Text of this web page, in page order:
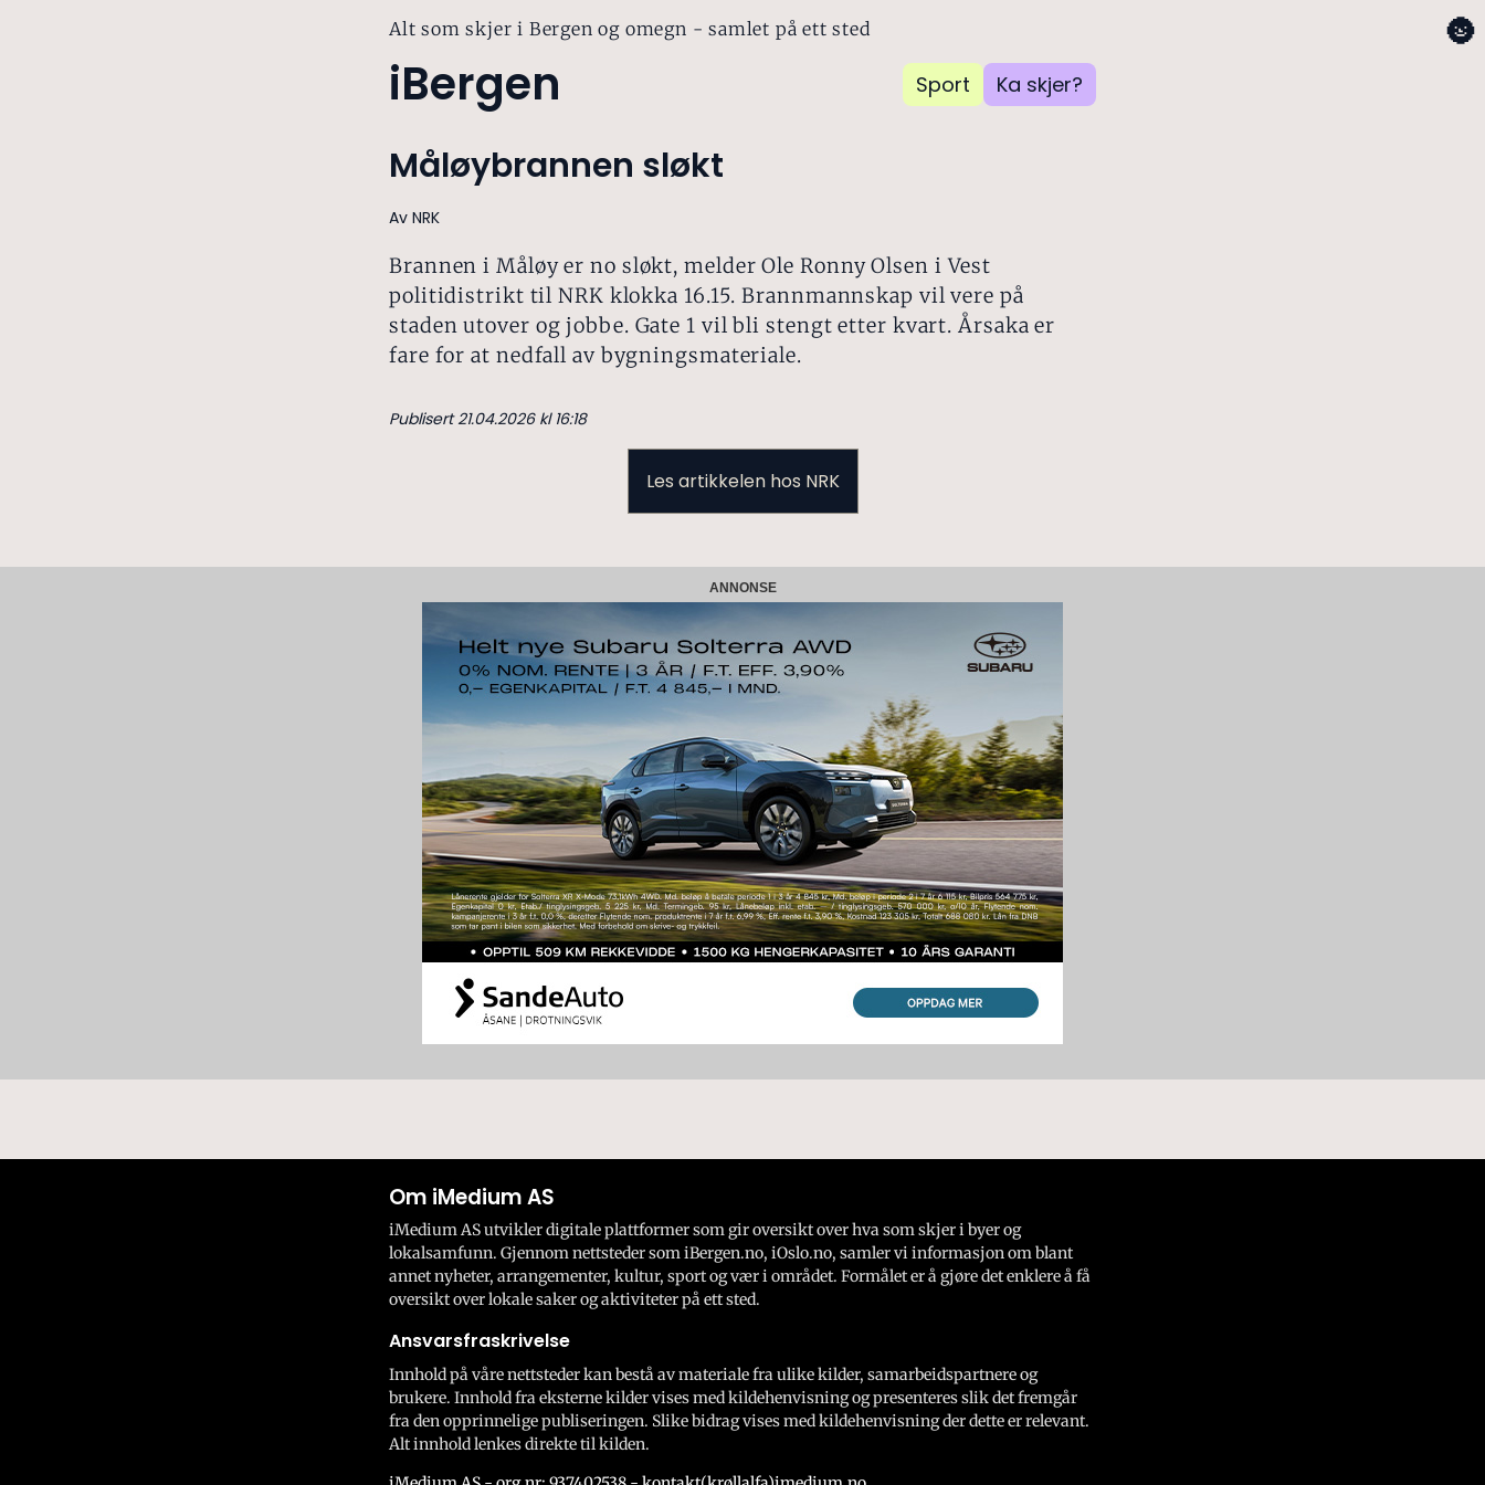
Alt som skjer i Bergen og omegn - samlet på ett sted
iBergen Sport Ka skjer?
🌚
Måløybrannen sløkt
Av NRK
Brannen i Måløy er no sløkt, melder Ole Ronny Olsen i Vest
politidistrikt til NRK klokka 16.15. Brannmannskap vil vere på
staden utover og jobbe. Gate 1 vil bli stengt etter kvart. Årsaka er
fare for at nedfall av bygningsmateriale.
Publisert 21.04.2026 kl 16:18
Les artikkelen hos NRK
ANNONSE
Om iMedium AS
iMedium AS utvikler digitale plattformer som gir oversikt over hva som skjer i byer og
lokalsamfunn. Gjennom nettsteder som iBergen.no, iOslo.no, samler vi informasjon om blant
annet nyheter, arrangementer, kultur, sport og vær i området. Formålet er å gjøre det enklere å få
oversikt over lokale saker og aktiviteter på ett sted.
Ansvarsfraskrivelse
Innhold på våre nettsteder kan bestå av materiale fra ulike kilder, samarbeidspartnere og
brukere. Innhold fra eksterne kilder vises med kildehenvisning og presenteres slik det fremgår
fra den opprinnelige publiseringen. Slike bidrag vises med kildehenvisning der dette er relevant.
Alt innhold lenkes direkte til kilden.